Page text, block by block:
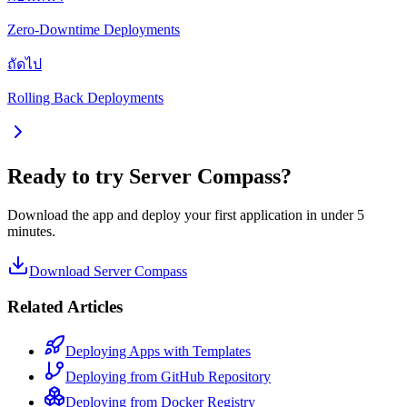
Zero-Downtime Deployments
ถัดไป
Rolling Back Deployments
Ready to try Server Compass?
Download the app and deploy your first application in under 5
minutes.
Download Server Compass
Related Articles
Deploying Apps with Templates
Deploying from GitHub Repository
Deploying from Docker Registry